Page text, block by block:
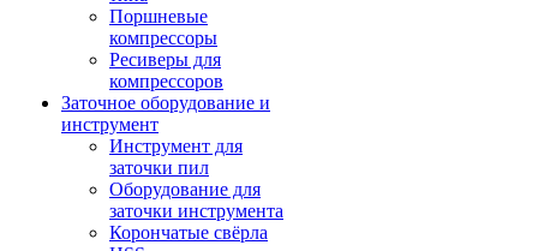
Поршневые
компрессоры
Ресиверы для
компрессоров
Заточное оборудование и
инструмент
Инструмент для
заточки пил
Оборудование для
заточки инструмента
Корончатые свёрла